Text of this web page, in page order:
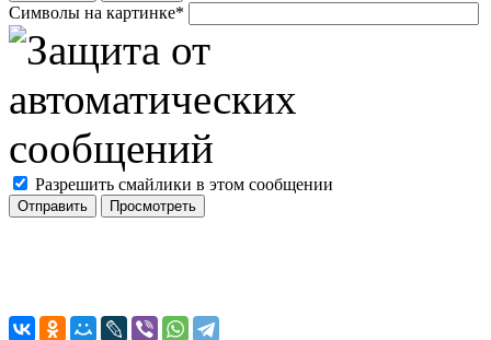
Символы на картинке*
Разрешить смайлики в этом сообщении